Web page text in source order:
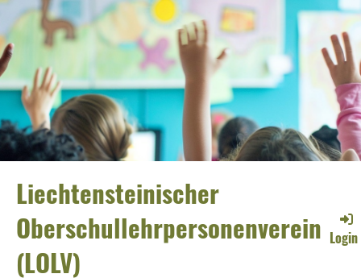
Liechtensteinischer
Oberschullehrpersonenverein
(LOLV)
Login